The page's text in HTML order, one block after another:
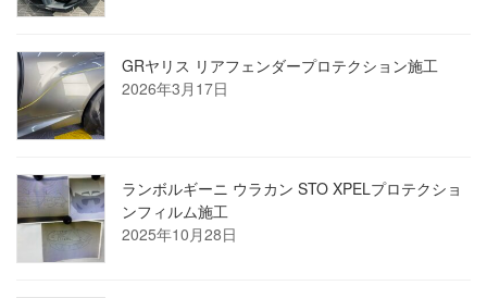
GRヤリス リアフェンダープロテクション施工
2026年3月17日
ランボルギーニ ウラカン STO XPELプロテクショ
ンフィルム施工
2025年10月28日